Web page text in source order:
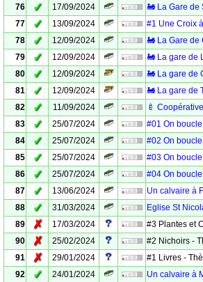
76
✓ 17/09/2024
🚂 La Gare de
77
✓ 13/09/2024
#1 Une Croix
78
✓ 12/09/2024
🚂 La Gare de
79
✓ 12/09/2024
🚂 La gare de
80
✓ 12/09/2024
🚂 La gare de
81
✓ 12/09/2024
🚂 La gare de
82
✓ 11/09/2024
🍼
83
✓ 25/07/2024
#01 On
84
✓ 25/07/2024
#02 On
85
✓ 25/07/2024
#03 On
86
✓ 25/07/2024
#04 On
87
✓ 13/06/2024
Un calvaire à
88
✓ 31/03/2024
Eglise St
89
✗ 17/03/2024
#3 Plantes et
90
✗ 25/02/2024
#2 Nichoirs -
91
✗ 29/01/2024
#1 Livres -
92
✓ 24/01/2024
Un calvaire à